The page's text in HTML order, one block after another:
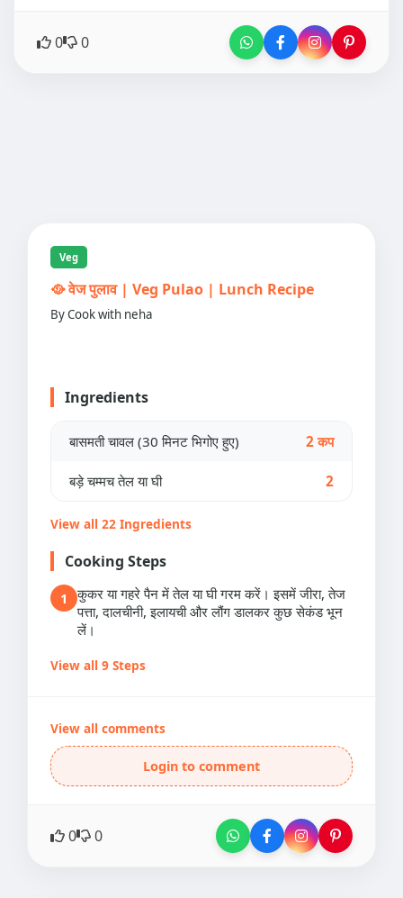
0 0
Veg
🥘 वेज पुलाव | Veg Pulao | Lunch Recipe
By Cook with neha
Ingredients
बासमती चावल (30 मिनट भिगोए हुए) 2 कप
बड़े चम्मच तेल या घी 2
View all 22 Ingredients
Cooking Steps
1
कुकर या गहरे पैन में तेल या घी गरम करें। इसमें जीरा, तेज
पत्ता, दालचीनी, इलायची और लौंग डालकर कुछ सेकंड भून
लें।
View all 9 Steps
View all comments
Login to comment
0 0